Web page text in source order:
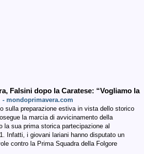
Falsini dopo la Caratese: “Vogliamo la
- mondoprimavera.com
sulla preparazione estiva in vista dello storico
la marcia di avvicinamento della
la sua prima storica partecipazione al
Infatti, i giovani lariani hanno disputato un
contro la Prima Squadra della Folgore